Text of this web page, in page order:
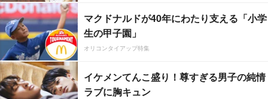
マクドナルドが40年にわたり支える「小学
生の甲子園」
オリコンタイアップ特集
イケメンてんこ盛り！尊すぎる男子の純情
ラブに胸キュン